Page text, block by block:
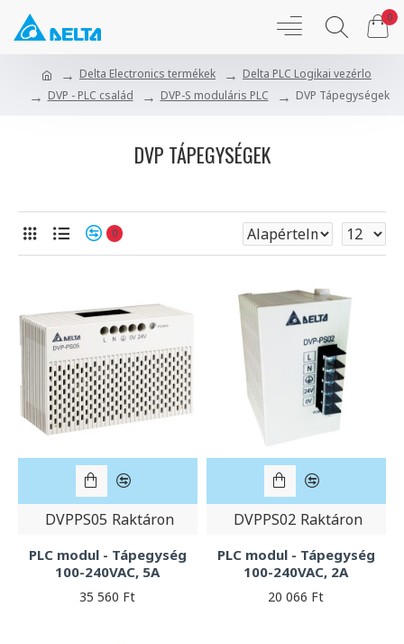
0
Delta Electronics termékek
Delta PLC Logikai vezérlo
DVP - PLC család
DVP-S moduláris PLC DVP Tápegységek
DVP TÁPEGYSÉGEK
0
DVPPS05 Raktáron
PLC modul - Tápegység
100-240VAC, 5A
35 560 Ft
DVPPS02 Raktáron
PLC modul - Tápegység
100-240VAC, 2A
20 066 Ft